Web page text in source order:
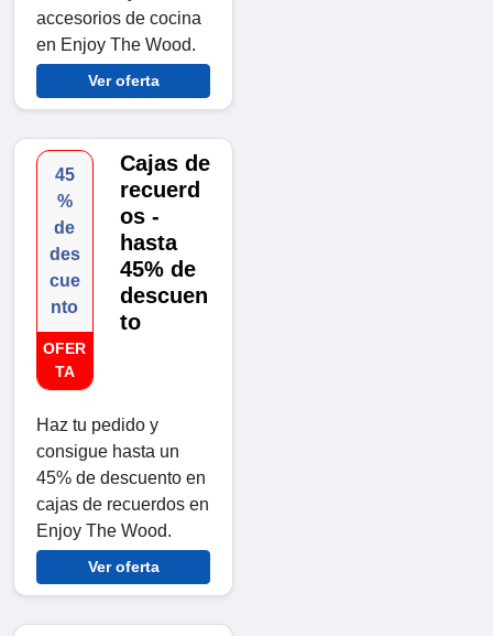
accesorios de cocina
en Enjoy The Wood.
Ver oferta
45
%
de
des
cue
nto
OFER
TA
Cajas de
recuerd
os -
hasta
45% de
descuen
to
Haz tu pedido y
consigue hasta un
45% de descuento en
cajas de recuerdos en
Enjoy The Wood.
Ver oferta